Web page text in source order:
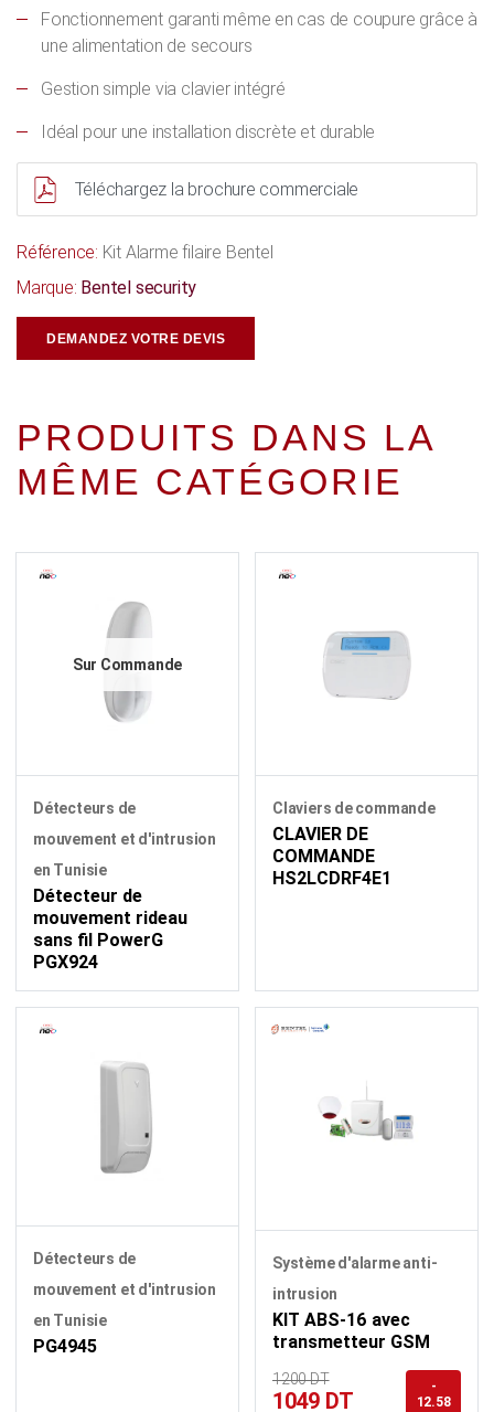
Fonctionnement garanti même en cas de coupure grâce à
une alimentation de secours
Gestion simple via clavier intégré
Idéal pour une installation discrète et durable
Téléchargez la brochure commerciale
Référence: Kit Alarme filaire Bentel
Marque: Bentel security
DEMANDEZ VOTRE DEVIS
PRODUITS DANS LA
MÊME CATÉGORIE
Sur Commande
Détecteurs de
mouvement et d'intrusion
en Tunisie
Détecteur de
mouvement rideau
sans fil PowerG
PGX924
Claviers de commande
CLAVIER DE
COMMANDE
HS2LCDRF4E1
Détecteurs de
mouvement et d'intrusion
en Tunisie
PG4945
Système d'alarme anti-
intrusion
KIT ABS-16 avec
transmetteur GSM
1200 DT
1049 DT
-
12.58